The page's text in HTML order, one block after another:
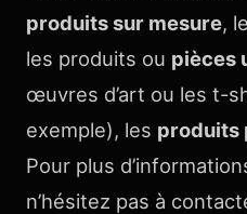
produits sur mesure,
les produits ou pièces
œuvres d’art ou les t-
exemple), les produits
Pour plus
n’hésitez pas à